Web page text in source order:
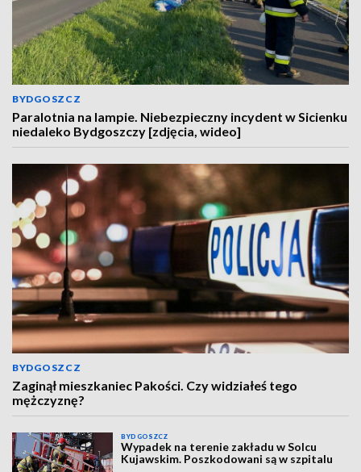
BYDGOSZCZ
Paralotnia na lampie. Niebezpieczny incydent w Sicienku
niedaleko Bydgoszczy [zdjęcia, wideo]
BYDGOSZCZ
Zaginął mieszkaniec Pakości. Czy widziałeś tego
mężczyznę?
BYDGOSZCZ
Wypadek na terenie zakładu w Solcu
Kujawskim. Poszkodowani są w szpitalu